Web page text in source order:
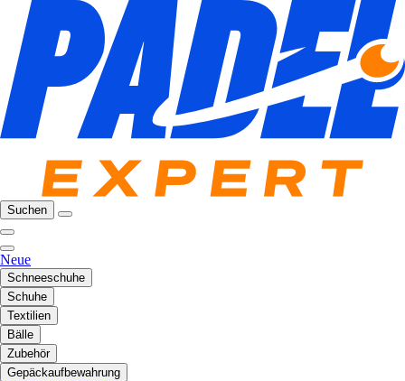
Suchen
Neue
Schneeschuhe
Schuhe
Textilien
Bälle
Zubehör
Gepäckaufbewahrung